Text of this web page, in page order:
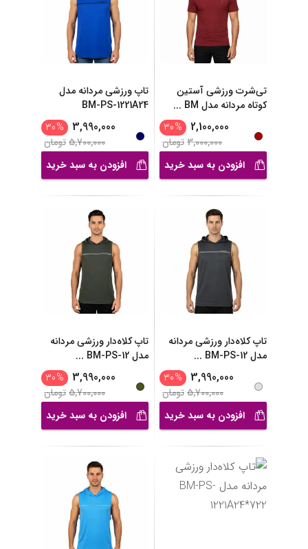
تی‌شرت ورزشی آستین
کوتاه مردانه مدل BM
...
2,100,000
%
30
3,000,000تومان
افزودن به سبد خرید
تاپ ورزشی مردانه مدل
BM-PS-1221A24
3,990,000
%
30
5,700,000تومان
افزودن به سبد خرید
تاپ کلاه‌دار ورزشی مردانه
مدل BM-PS-12
...
3,990,000
%
30
5,700,000تومان
افزودن به سبد خرید
تاپ کلاه‌دار ورزشی مردانه
مدل BM-PS-12
...
3,990,000
%
30
5,700,000تومان
افزودن به سبد خرید